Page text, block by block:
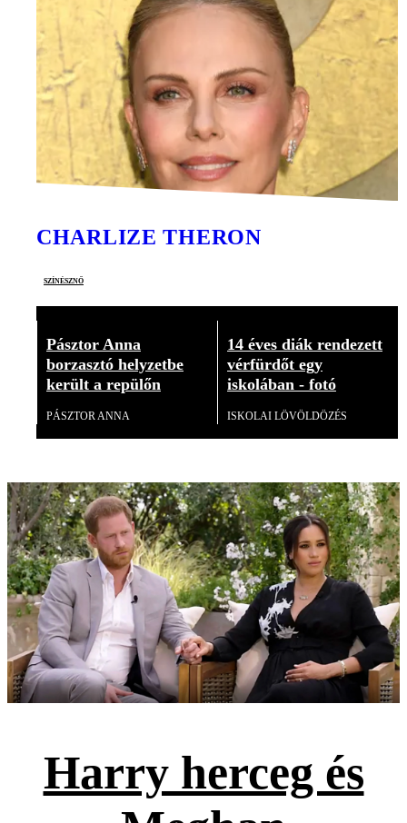
CHARLIZE THERON
színésznő
Pásztor Anna
borzasztó helyzetbe
került a repülőn
PÁSZTOR ANNA
14 éves diák rendezett
vérfürdőt egy
iskolában - fotó
ISKOLAI LÖVÖLDÖZÉS
Harry herceg és